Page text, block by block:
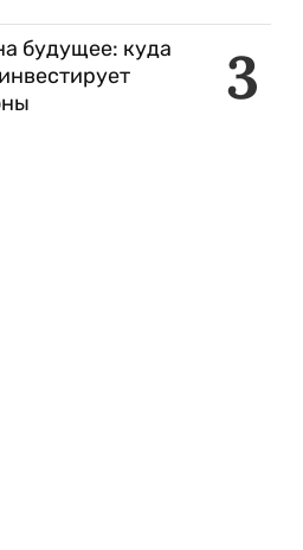
3
будущее: куда